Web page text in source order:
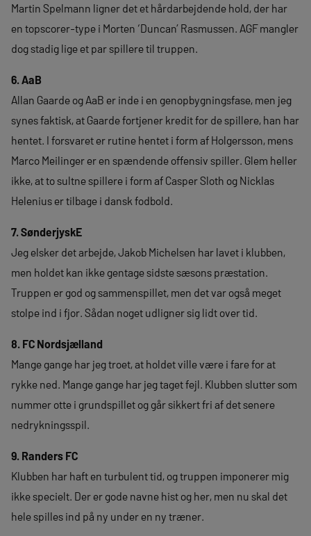
Martin Spelmann ligner det et hårdarbejdende hold, der har
en topscorer-type i Morten ‘Duncan’ Rasmussen. AGF mangler
dog stadig lige et par spillere til truppen.
6. AaB
Allan Gaarde og AaB er inde i en genopbygningsfase, men jeg
synes faktisk, at Gaarde fortjener kredit for de spillere, han har
hentet. I forsvaret er rutine hentet i form af Holgersson, mens
Marco Meilinger er en spændende offensiv spiller. Glem heller
ikke, at to sultne spillere i form af Casper Sloth og Nicklas
Helenius er tilbage i dansk fodbold.
7. SønderjyskE
Jeg elsker det arbejde, Jakob Michelsen har lavet i klubben,
men holdet kan ikke gentage sidste sæsons præstation.
Truppen er god og sammenspillet, men det var også meget
stolpe ind i fjor. Sådan noget udligner sig lidt over tid.
8. FC Nordsjælland
Mange gange har jeg troet, at holdet ville være i fare for at
rykke ned. Mange gange har jeg taget fejl. Klubben slutter som
nummer otte i grundspillet og går sikkert fri af det senere
nedrykningsspil.
9. Randers FC
Klubben har haft en turbulent tid, og truppen imponerer mig
ikke specielt. Der er gode navne hist og her, men nu skal det
hele spilles ind på ny under en ny træner.